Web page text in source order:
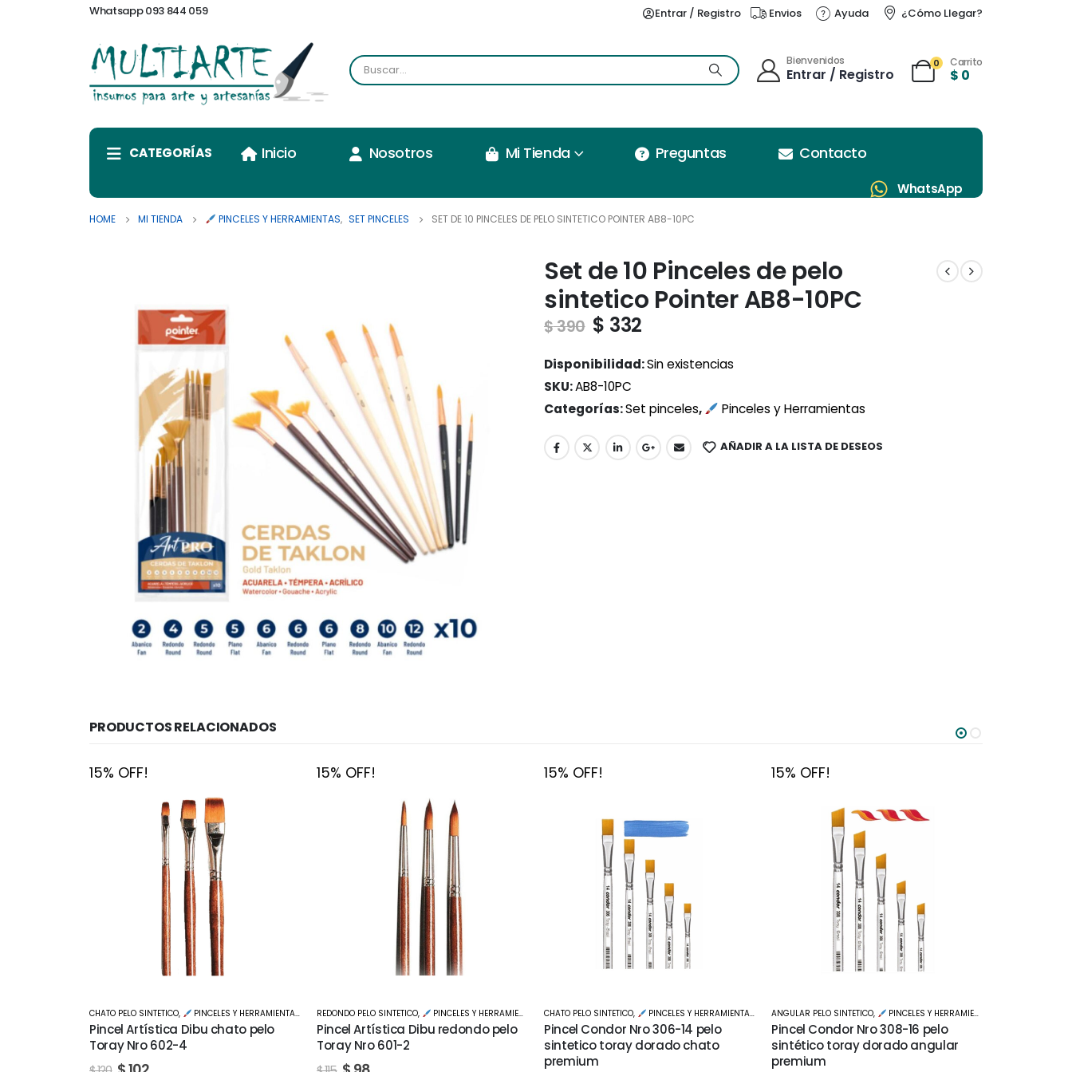
Whatsapp 093 844 059 Entrar / Registro Envios Ayuda ¿Cómo Llegar?
Bienvenidos
Entrar / Registro
0 Carrito
$ 0
CATEGORÍAS Inicio Nosotros Mi Tienda Preguntas Contacto
WhatsApp
HOME MI TIENDA PINCELES Y HERRAMIENTAS, SET PINCELES SET DE 10 PINCELES DE PELO SINTETICO POINTER AB8-10PC
Set de 10 Pinceles de pelo
sintetico Pointer AB8-10PC
$390 $ 332
Disponibilidad:Sin existencias
SKU:AB8-10PC
Categorías:Set pinceles, Pinceles y Herramientas
AÑADIR A LA LISTA DE DESEOS
PRODUCTOS RELACIONADOS
15% OFF!
CHATO PELO SINTETICO, PINCELES Y HERRAMIENTAS
Pincel Artística Dibu chato pelo
Toray Nro 602-4
15% OFF!
REDONDO PELO SINTETICO, PINCELES Y HERRAMIENTAS
Pincel Artística Dibu redondo pelo
Toray Nro 601-2
15% OFF!
CHATO PELO SINTETICO, PINCELES Y HERRAMIENTAS
Pincel Condor Nro 306-14 pelo
sintetico toray dorado chato
premium
15% OFF!
ANGULAR PELO SINTETICO, PINCELES Y HERRAMIENTAS
Pincel Condor Nro 308-16 pelo
sintético toray dorado angular
premium